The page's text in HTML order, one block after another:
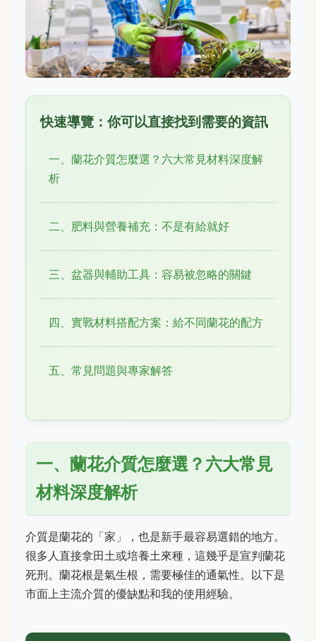
快速導覽：你可以直接找到需要的資訊
一、蘭花介質怎麼選？六大常見材料深度解
析
二、肥料與營養補充：不是有給就好
三、盆器與輔助工具：容易被忽略的關鍵
四、實戰材料搭配方案：給不同蘭花的配方
五、常見問題與專家解答
一、蘭花介質怎麼選？六大常見
材料深度解析
介質是蘭花的「家」，也是新手最容易選錯的地方。
很多人直接拿田土或培養土來種，這幾乎是宣判蘭花
死刑。蘭花根是氣生根，需要極佳的通氣性。以下是
市面上主流介質的優缺點和我的使用經驗。